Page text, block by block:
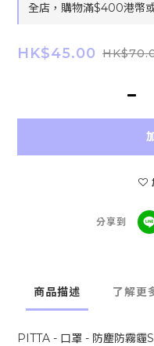
全店，購物滿$400港幣
HK$45.00
分享到
商品描述 了解更
PITTA - 口罩 - 防塵防霧霾